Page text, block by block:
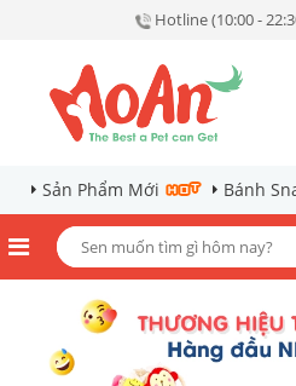
Hotline (10:00 -
Sản Phẩm Mới Bánh